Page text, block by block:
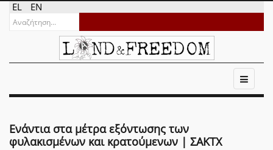
EL EN
Ενάντια στα μέτρα εξόντωσης των
φυλακισμένων και κρατούμενων | ΣΑΚΤΧ